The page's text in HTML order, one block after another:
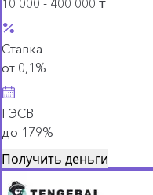
Ставка
от 0,1%
ГЭСВ
до 179%
Получить деньги